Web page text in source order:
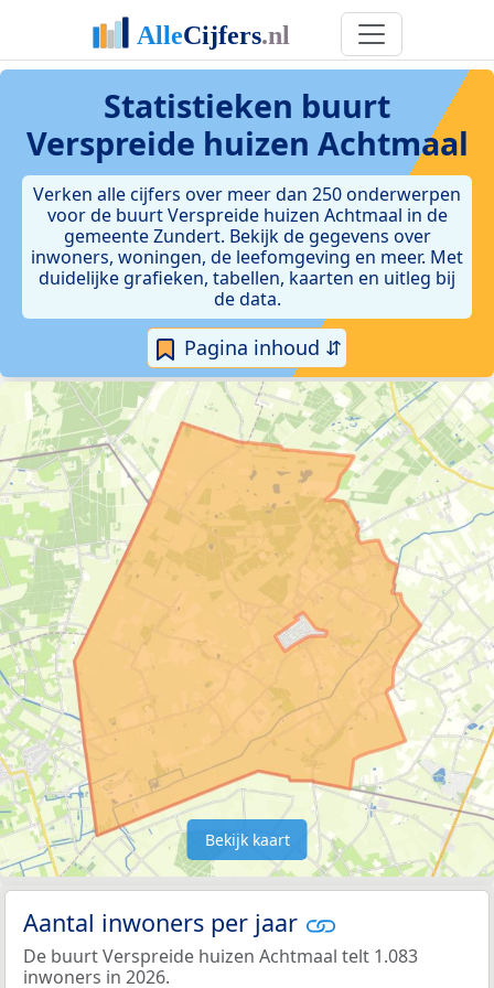
Statistieken buurt
Verspreide huizen Achtmaal
Verken alle cijfers over meer dan 250 onderwerpen
voor de buurt Verspreide huizen Achtmaal in de
gemeente Zundert. Bekijk de gegevens over
inwoners, woningen, de leefomgeving en meer. Met
duidelijke grafieken, tabellen, kaarten en uitleg bij
de data.
Pagina inhoud ⇵
Bekijk kaart
Aantal inwoners per jaar
De buurt Verspreide huizen Achtmaal telt 1.083
inwoners in 2026.